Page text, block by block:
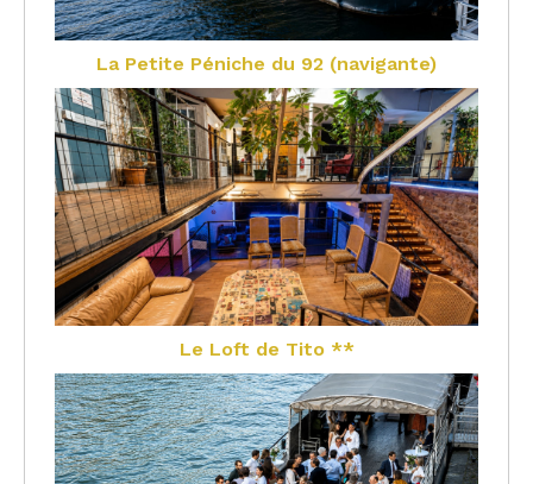
La Petite Péniche du 92 (navigante)
Le Loft de Tito **